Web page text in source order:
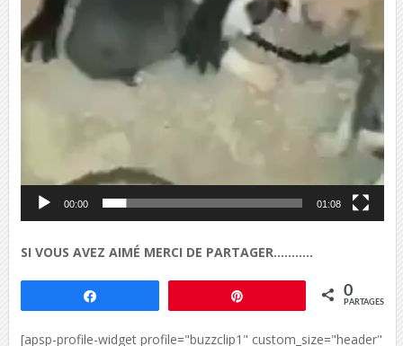
00:00 01:08
SI VOUS AVEZ AIMÉ MERCI DE PARTAGER………..
0
PARTAGES
[apsp-profile-widget profile="buzzclip1" custom_size="header"